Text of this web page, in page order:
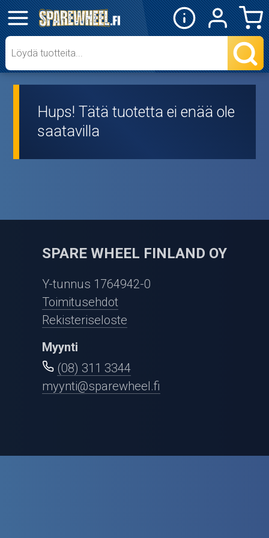
✕
Mopon osat
Skootterin osat
Crossipyörän osat
Ajovarusteet
Nastarenkaat
Renkaat ja vanteet
Öljyt ja kemikaalit
Outlet-tuotteet
Hups! Tätä tuotetta ei enää ole
saatavilla
SPARE WHEEL FINLAND OY
Y-tunnus 1764942-0
Toimitusehdot
Rekisteriseloste
Myynti
(08) 311 3344
myynti@sparewheel.fi